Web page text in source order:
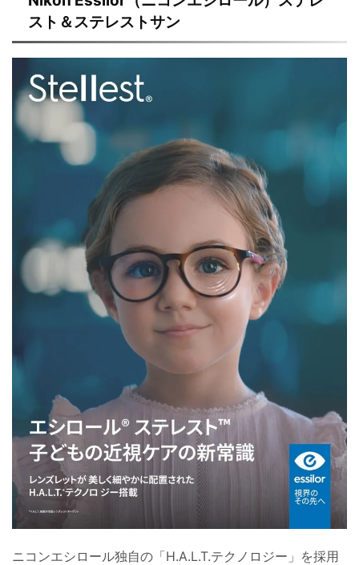
スト＆ステレストサン
ニコンエシロール独自の「H.A.L.T.テクノロジー」を採用